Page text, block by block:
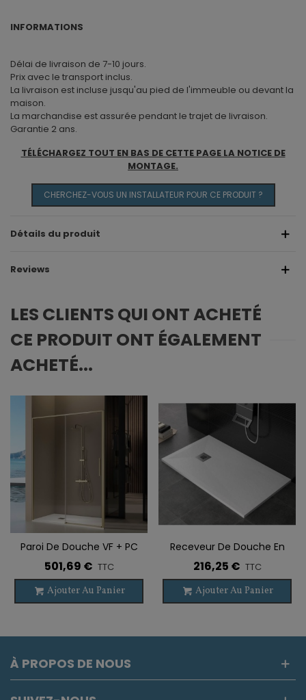
INFORMATIONS
Délai de livraison de 7-10 jours.
Prix avec le transport inclus.
La livraison est incluse jusqu'au pied de l'immeuble ou devant la
maison.
La marchandise est assurée pendant le trajet de livraison.
Garantie 2 ans.
TÉLÉCHARGEZ TOUT EN BAS DE CETTE PAGE LA NOTICE DE
MONTAGE.
CHERCHEZ-VOUS UN INSTALLATEUR POUR CE PRODUIT ?
Détails du produit
Reviews
LES CLIENTS QUI ONT ACHETÉ
CE PRODUIT ONT ÉGALEMENT
ACHETÉ...
Paroi De Douche VF + PC
DELTA OR BROSSÉ
501,69 € TTC
Ajouter Au Panier
Receveur De Douche En
Résine SCORPIO
216,25 € TTC
Ajouter Au Panier
À PROPOS DE NOUS